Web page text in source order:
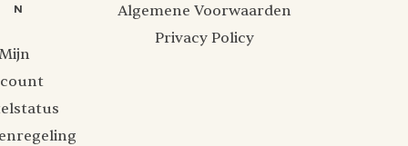
N
Algemene Voorwaarden
Privacy Policy